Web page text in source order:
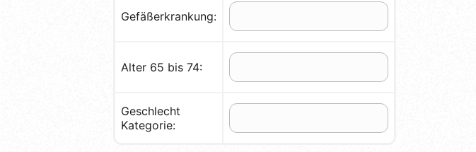
Gefäßerkrankung:
Alter 65 bis 74:
Geschlecht
Kategorie: